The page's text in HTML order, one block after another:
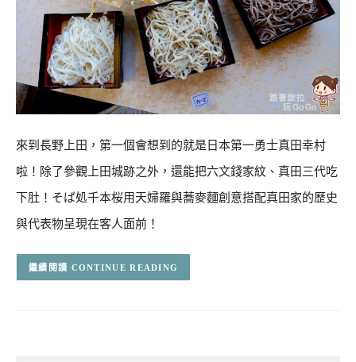
來到長野上田，第一個會想到的就是日本第一勇士真田幸村
啦！除了參觀上田城跡之外，還能把六文錢家紋、真田三代吃
下肚！そば処千本桜用天婦羅與蕎麥麵創意搭配真田家的歷史
與代表物呈現在客人面前！
CONTINUE READING